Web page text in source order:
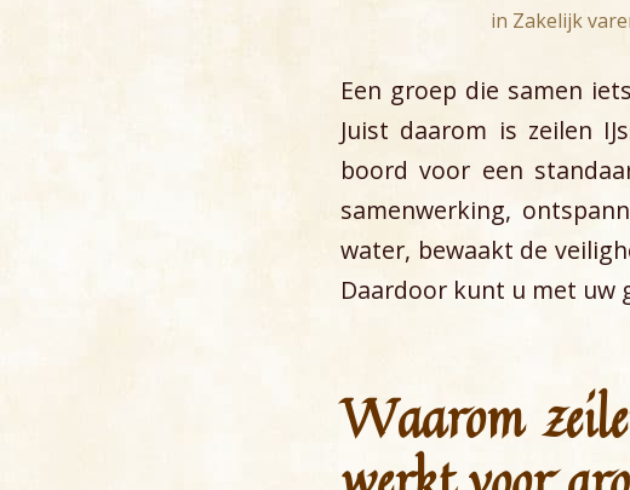
in Zakelijk
Een groep die samen
Juist daarom is zeilen
boord voor een
samenwerking,
water, bewaakt de
Daardoor kunt u met uw
Waarom